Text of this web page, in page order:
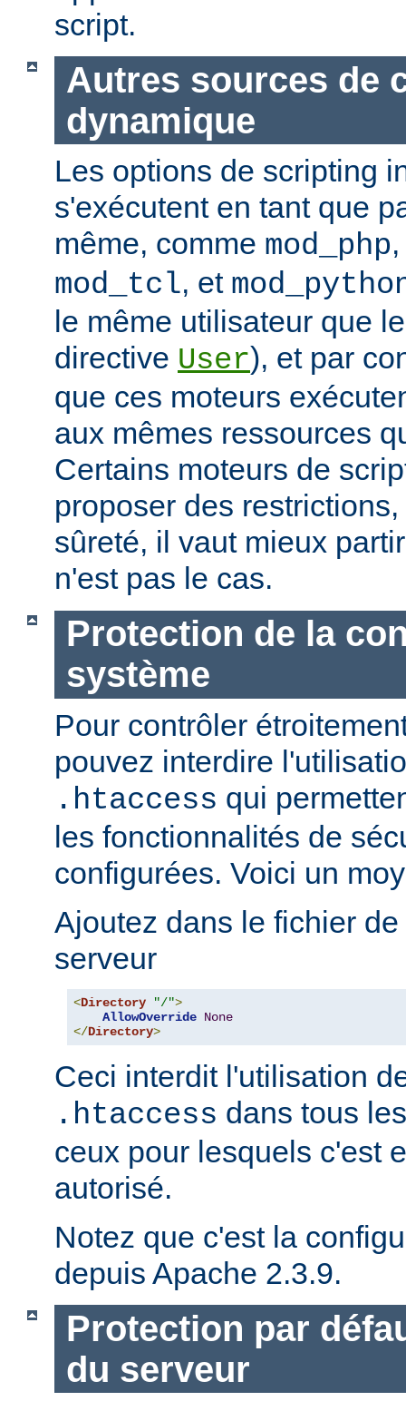
script.
Autres sources de
dynamique
Les options de scripting
s'exécutent en tant que
même, comme mod_php
mod_tcl, et
le même utilisateur que
directive User), et par
que ces moteurs
aux mêmes ressources
Certains moteurs de
proposer des
sûreté, il vaut mieux
n'est pas le cas.
Protection de la
système
Pour contrôler
pouvez interdire
.htaccess qui
les fonctionnalités de
configurées. Voici un
Ajoutez dans le fichier
serveur
<Directory "/">
AllowOverride None
</Directory>
Ceci interdit l'utilisation
.htaccess dans tous
ceux pour lesquels c'est
autorisé.
Notez que c'est la
depuis Apache 2.3.9.
Protection par
du serveur